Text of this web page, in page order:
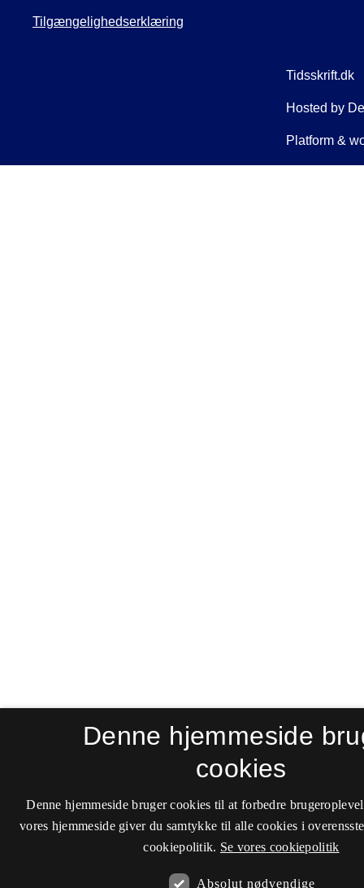
Tilgængelighedserklæring
Denne hjemmeside
cookies
Denne hjemmeside bruger cookies til at forbedre
vores hjemmeside giver du samtykke til alle cookies i
cookiepolitik. Se vores cookiepolitik
Absolut nødvendige